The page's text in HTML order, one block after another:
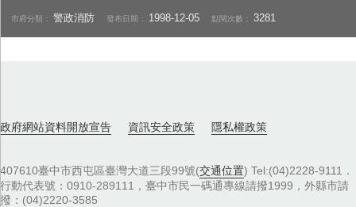
市府分類：警政消防 發布日期： 1998-12-05 點閱次數：3281
政府網站資料開放宣告 資訊安全政策 隱私權政策
407610臺中市西屯區臺灣大道三段99號(交通位置) Tel:(04)2228-9111．
行動代表號：0910-289111，臺中市民一碼通專線請撥1999，外縣市請
撥：(04)2220-3585